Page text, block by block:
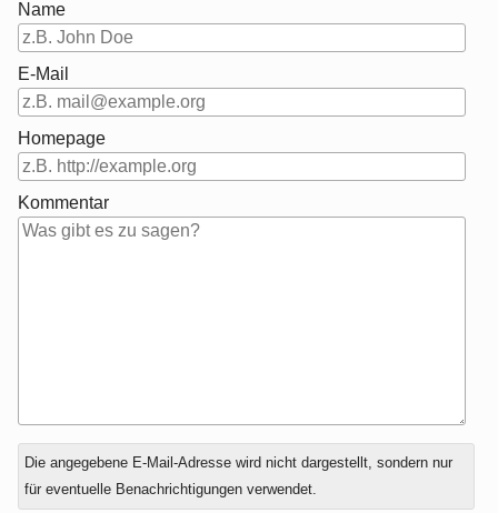
Name
E-Mail
Homepage
Kommentar
Antwort
zu
Die angegebene E-Mail-Adresse wird nicht dargestellt, sondern nur
für eventuelle Benachrichtigungen verwendet.